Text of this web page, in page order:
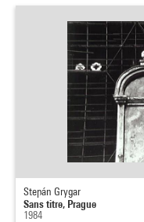
Stepán Grygar
Sans titre, Prague
1984